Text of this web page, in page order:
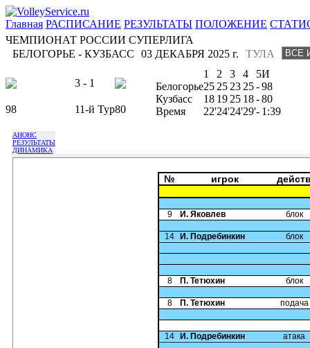
Главная РАСПИСАНИЕ РЕЗУЛЬТАТЫ ПОЛОЖЕНИЕ
ЧЕМПИОНАТ РОССИИ СУПЕРЛИГА
БЕЛОГОРЬЕ - КУЗБАСС
ТУЛА
03 ДЕКАБРЯ 2025 г.
3 - 1
98 11-й Тур80
1 2 3 4 5И
Белогорье25 25 23 25-98
Кузбасс
18 19 25 18-80
Время
22'24'24'29'- 1:39
АНОНС
РЕЗУЛЬТАТЫ
ДИНАМИКА
№ игрок
9 И. Яковлев блок
14 И. Подребинкин блок
8 П. Тетюхин блок
8 П. Тетюхин подача
14 И. Подребинкин атака